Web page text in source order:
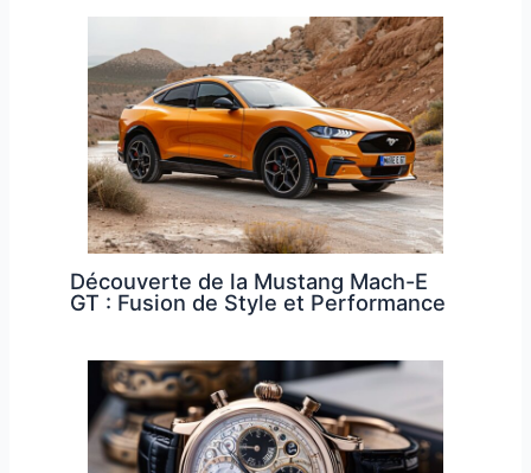
Découverte de la Mustang Mach-E
GT : Fusion de Style et Performance